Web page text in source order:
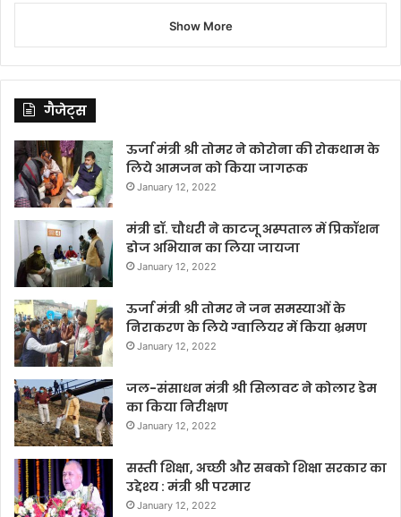
Show More
गैजेट्स
ऊर्जा मंत्री श्री तोमर ने कोरोना की रोकथाम के
लिये आमजन को किया जागरूक
January 12, 2022
मंत्री डॉ. चौधरी ने काटजू अस्पताल में प्रिकॉशन
डोज अभियान का लिया जायजा
January 12, 2022
ऊर्जा मंत्री श्री तोमर ने जन समस्याओं के
निराकरण के लिये ग्वालियर में किया भ्रमण
January 12, 2022
जल-संसाधन मंत्री श्री सिलावट ने कोलार डेम
का किया निरीक्षण
January 12, 2022
सस्ती शिक्षा, अच्छी और सबको शिक्षा सरकार का
उद्देश्य : मंत्री श्री परमार
January 12, 2022